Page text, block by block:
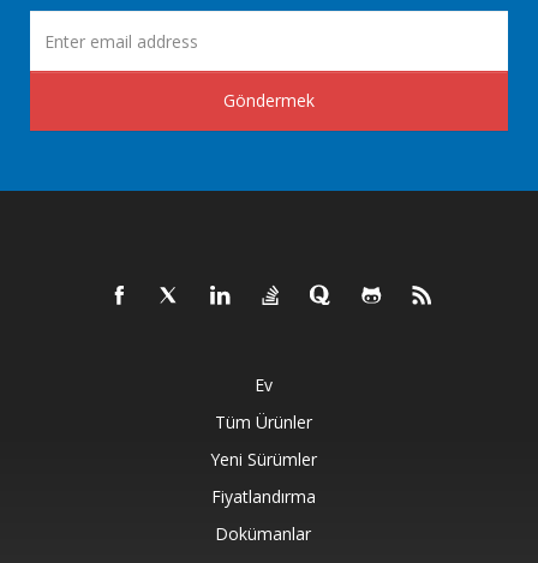
Göndermek
Ev
Tüm Ürünler
Yeni Sürümler
Fiyatlandırma
Dokümanlar